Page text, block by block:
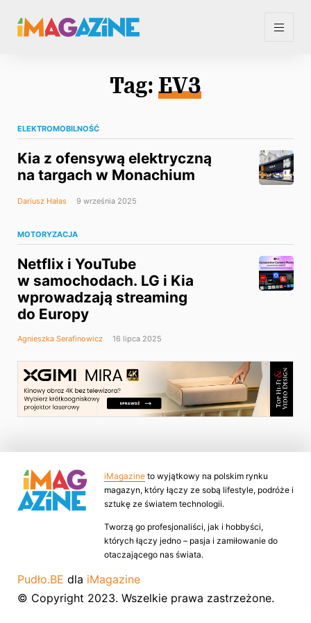
Tag: EV3
ELEKTROMOBILNOŚĆ
Kia z ofensywą elektryczną
na targach w Monachium
Dariusz Hałas 9 września 2025
MOTORYZACJA
Netflix i YouTube
w samochodach. LG i Kia
wprowadzają streaming
do Europy
Agnieszka Serafinowicz 16 lipca 2025
iMagazine to wyjątkowy na polskim rynku
magazyn, który łączy ze sobą lifestyle, podróże i
sztukę ze światem technologii.
Tworzą go profesjonaliści, jak i hobbyści,
których łączy jedno – pasja i zamiłowanie do
otaczającego nas świata.
Pudło.BE dla iMagazine
© Copyright 2023. Wszelkie prawa zastrzeżone.